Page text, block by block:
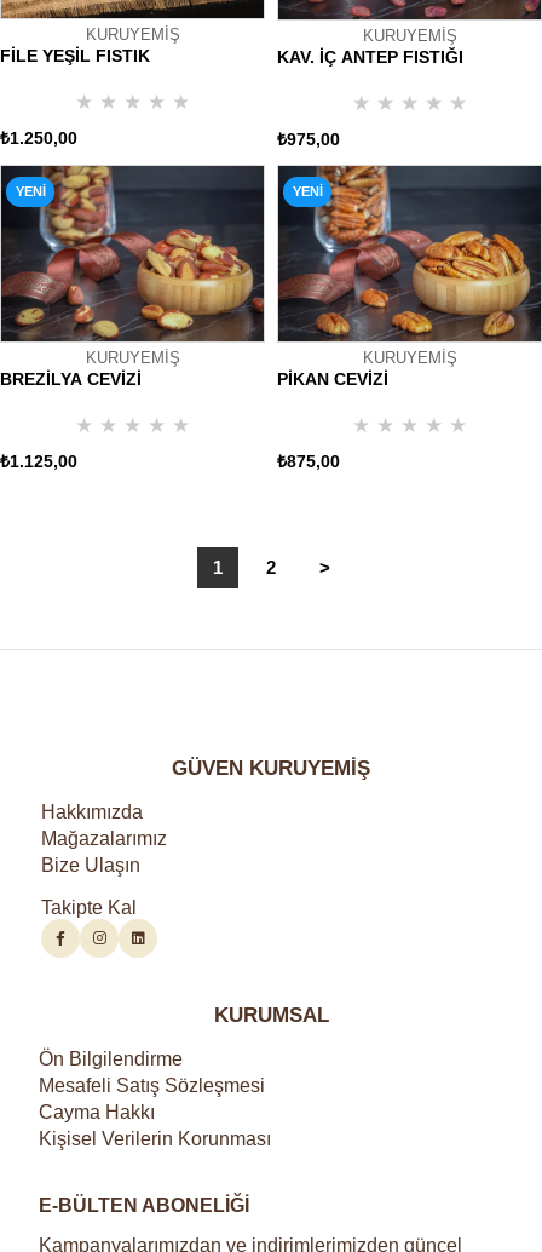
KURUYEMİŞ
FİLE YEŞİL FISTIK
★ ★ ★ ★ ★
₺1.250,00
KURUYEMİŞ
KAV. İÇ ANTEP FISTIĞI
★ ★ ★ ★ ★
₺975,00
KURUYEMİŞ
BREZİLYA CEVİZİ
★ ★ ★ ★ ★
₺1.125,00
YENI
KURUYEMİŞ
PİKAN CEVİZİ
★ ★ ★ ★ ★
₺875,00
YENI
ÜRÜN
1 2 >
GÜVEN KURUYEMİŞ
Hakkımızda
Mağazalarımız
Bize Ulaşın
Takipte Kal
KURUMSAL
Ön Bilgilendirme
Mesafeli Satış Sözleşmesi
Cayma Hakkı
Kişisel Verilerin Korunması
E-BÜLTEN ABONELİĞİ
Kampanyalarımızdan ve indirimlerimizden güncel